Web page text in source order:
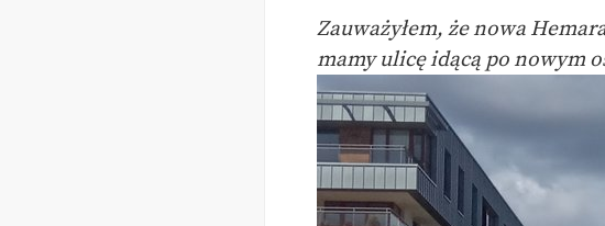
Zauważyłem, że nowa
mamy ulicę idącą po nowym